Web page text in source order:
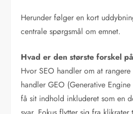
Herunder følger en kort
centrale spørgsmål om emnet.
Hvad er den største forskel
Hvor SEO handler om at
handler GEO (Generative
få sit indhold inkluderet som en